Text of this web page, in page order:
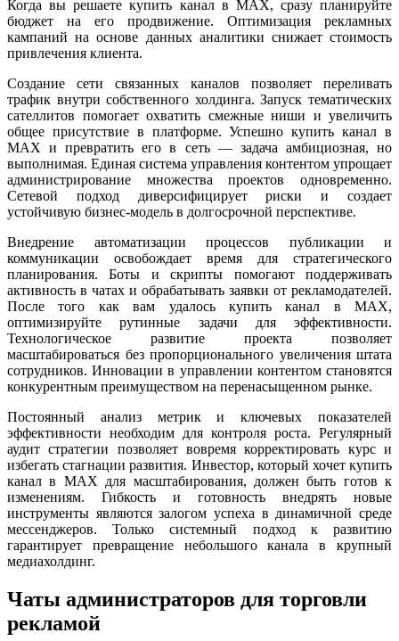
Когда вы решаете купить канал в MAX, сразу планируйте
бюджет на его продвижение. Оптимизация рекламных
кампаний на основе данных аналитики снижает стоимость
привлечения клиента.
Создание сети связанных каналов позволяет переливать
трафик внутри собственного холдинга. Запуск тематических
сателлитов помогает охватить смежные ниши и увеличить
общее присутствие в платформе. Успешно купить канал в
MAX и превратить его в сеть — задача амбициозная, но
выполнимая. Единая система управления контентом упрощает
администрирование множества проектов одновременно.
Сетевой подход диверсифицирует риски и создает
устойчивую бизнес-модель в долгосрочной перспективе.
Внедрение автоматизации процессов публикации и
коммуникации освобождает время для стратегического
планирования. Боты и скрипты помогают поддерживать
активность в чатах и обрабатывать заявки от рекламодателей.
После того как вам удалось купить канал в MAX,
оптимизируйте рутинные задачи для эффективности.
Технологическое развитие проекта позволяет
масштабироваться без пропорционального увеличения штата
сотрудников. Инновации в управлении контентом становятся
конкурентным преимуществом на перенасыщенном рынке.
Постоянный анализ метрик и ключевых показателей
эффективности необходим для контроля роста. Регулярный
аудит стратегии позволяет вовремя корректировать курс и
избегать стагнации развития. Инвестор, который хочет купить
канал в MAX для масштабирования, должен быть готов к
изменениям. Гибкость и готовность внедрять новые
инструменты являются залогом успеха в динамичной среде
мессенджеров. Только системный подход к развитию
гарантирует превращение небольшого канала в крупный
медиахолдинг.
Чаты администраторов для торговли
рекламой